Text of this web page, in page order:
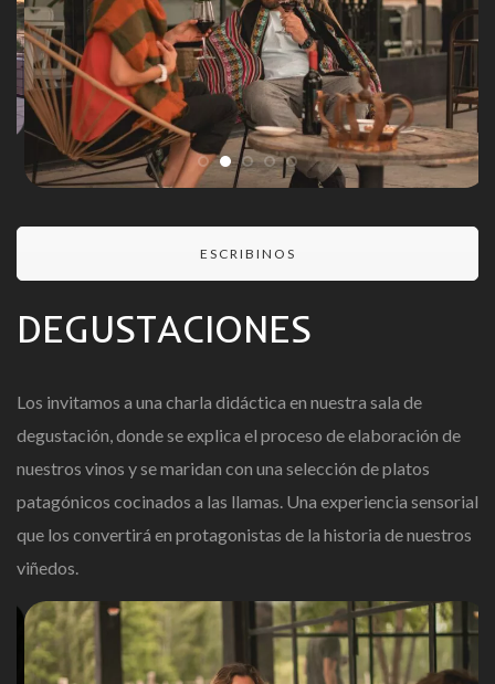
ESCRIBINOS
DEGUSTACIONES
Los invitamos a una charla didáctica en nuestra sala de
degustación, donde se explica el proceso de elaboración de
nuestros vinos y se maridan con una selección de platos
patagónicos cocinados a las llamas. Una experiencia sensorial
que los convertirá en protagonistas de la historia de nuestros
viñedos.